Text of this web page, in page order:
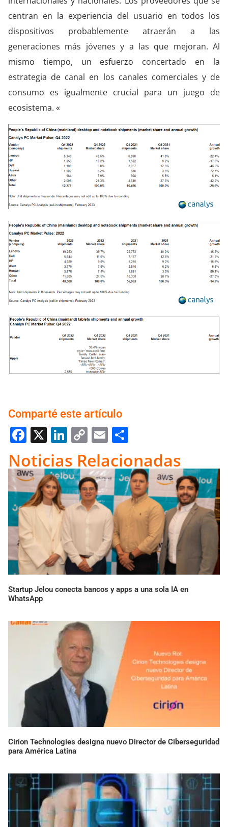
centran en la experiencia del usuario en todos los
dispositivos probablemente atraerán a las
generaciones más jóvenes y a las que mejoran. Al
mismo tiempo, un esfuerzo concertado en la
estrategia de canal en los canales comerciales y de
consumo es igualmente crucial para un juego de
ecosistema. «
Comparté este artículo
Facebook
X LinkedIn
Copy
Link
Email
Noticias Relacionadas
Startup Jelou conecta bancos y apps a una sola IA en
WhatsApp
Cirion Technologies designa nuevo Director de Ciberseguridad
para América Latina